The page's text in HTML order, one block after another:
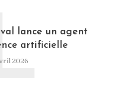
lance un agent
artificielle
2026